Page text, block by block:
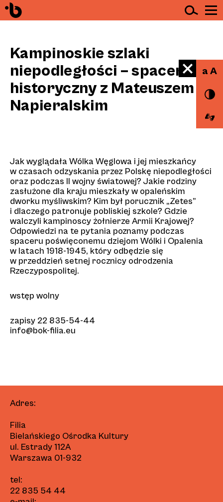
Przejdź do treści
Kampinoskie szlaki
niepodległości – spacer
historyczny z Mateuszem
Napieralskim
Jak wyglądała Wólka Węglowa i jej mieszkańcy
w czasach odzyskania przez Polskę niepodległości
oraz podczas II wojny światowej? Jakie rodziny
zasłużone dla kraju mieszkały w opaleńskim
dworku myśliwskim? Kim był porucznik „Zetes”
i dlaczego patronuje pobliskiej szkole? Gdzie
walczyli kampinoscy żołnierze Armii Krajowej?
Odpowiedzi na te pytania poznamy podczas
spaceru poświęconemu dziejom Wólki i Opalenia
w latach 1918-1945, który odbędzie się
w przeddzień setnej rocznicy odrodzenia
Rzeczypospolitej.
wstęp wolny
zapisy 22 835-54-44
info@bok-filia.eu
Adres:
Filia
Bielańskiego Ośrodka Kultury
ul. Estrady 112A
Warszawa 01-932
tel:
22 835 54 44
a A
naEstrady